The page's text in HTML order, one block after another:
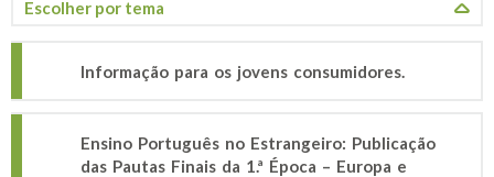
Informação para os jovens consumidores.
Ensino Português no Estrangeiro: Publicação
das Pautas Finais da 1.ª Época – Europa e